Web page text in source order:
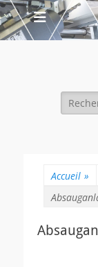
Accueil »